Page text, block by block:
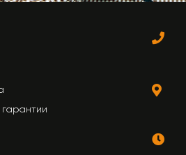
гарантии